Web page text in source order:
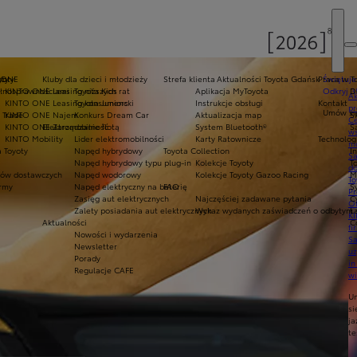
Odkryj
Umów
KINTO ONE Leasing niższych rat
KINTO ONE Leasing konsumencki
KINTO ONE Najem
KINTO ONE Zarządzanie flotą
KINTO Mobility
dostawczych
Strefa klienta
Aplikacja MyToyota
Instrukcje obsługi
Aktualizacja map
System Bluetooth®
Karty Ratownicze
Toyota Collection
Kolekcje Toyoty
Kolekcje Toyoty Gazoo Racing
FAQ
Najczęściej zadawane pytania
Wykaz wydanych zaświadczeń o odbytym
Aktualności Toyota Gdańsk
Kluby dla dzieci i młodzieży
Toyota Kids
Toyota Juniors
Konkurs Dream Car
Elektromobilność
Lider elektromobilności
Napęd hybrydowy
Napęd hybrydowy typu plug-in
Napęd wodorowy
Napęd elektryczny na baterię
Zasięg aut elektrycznych
Zalety posiadania aut elektrycznych
Aktualności
Nowości i wydarzenia
Newsletter
Porady
Regulacje CAFE
Praca w
Kontakt